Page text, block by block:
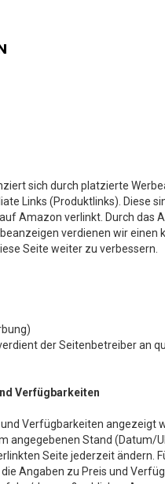
sich durch platzierte
Links (Produktlinks). Diese
Amazon verlinkt. Durch das
verdienen wir einen
Seite weiter zu verbessern.
der Seitenbetreiber an
Verfügbarkeiten
Verfügbarkeiten angezeigt
angegebenen Stand (Datum/
Seite jederzeit ändern.
Angaben zu Preis und